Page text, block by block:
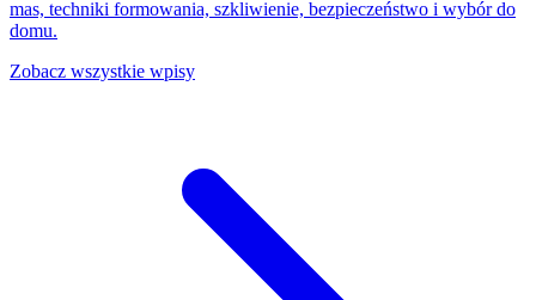
mas, techniki formowania, szkliwienie, bezpieczeństwo i wybór do
domu.
Zobacz wszystkie wpisy